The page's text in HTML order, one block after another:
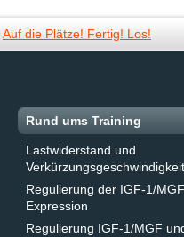
Auf die Plätze! Fertig! Los!
Rund ums Training
Lastwiderstand und
Verkürzungs­geschwindigkeit
Regulierung der IGF-1/MGF
Expression
Regulierung IGF-1/MGF